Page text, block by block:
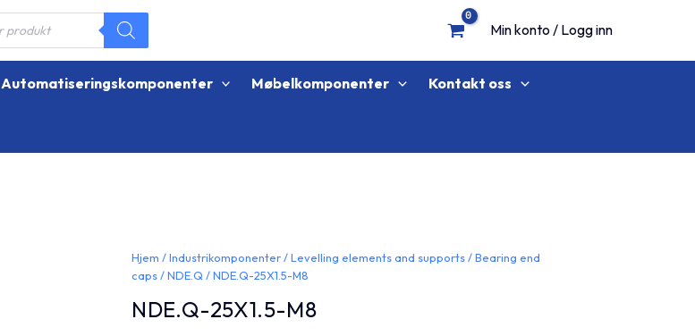
Min konto / Logg inn
Automatiseringskomponenter Møbelkomponenter Kontakt oss
Hjem /Industrikomponenter/Levelling elements and supports/Bearing end
caps/NDE.Q / NDE.Q-25X1.5-M8
NDE.Q-25X1.5-M8